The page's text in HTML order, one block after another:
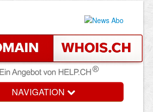
NAVIGATION